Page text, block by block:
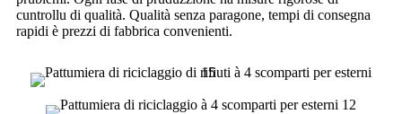
cuntrollu di qualità. Qualità senza paragone, tempi di consegna
rapidi è prezzi di fabbrica convenienti.